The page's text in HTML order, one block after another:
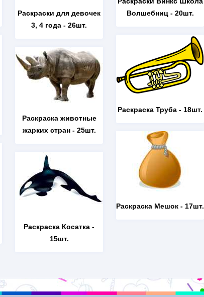
Раскраски для девочек
3, 4 года - 26шт.
Раскраска животные
жарких стран- 25шт.
Раскраска Косатка -
15шт.
Волшебниц- 20шт.
Раскраска Труба - 18шт.
Раскраска Мешок - 17шт.